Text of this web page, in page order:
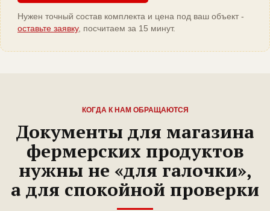
Нужен точный состав комплекта и цена под ваш объект -
оставьте заявку, посчитаем за 15 минут.
КОГДА К НАМ ОБРАЩАЮТСЯ
Документы для магазина
фермерских продуктов
нужны не «для галочки»,
а для спокойной проверки